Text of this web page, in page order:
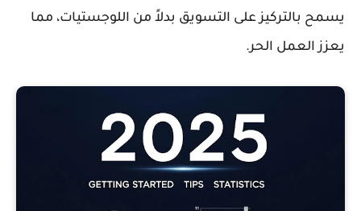
يسمح بالتركيز على التسويق بدلاً من اللوجستيات، مما
يعزز العمل الحر.